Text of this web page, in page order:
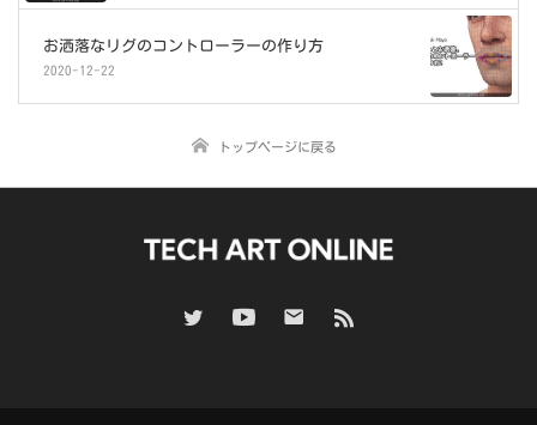
お洒落なリグのコントローラーの作り方
2020-12-22
トップページに戻る